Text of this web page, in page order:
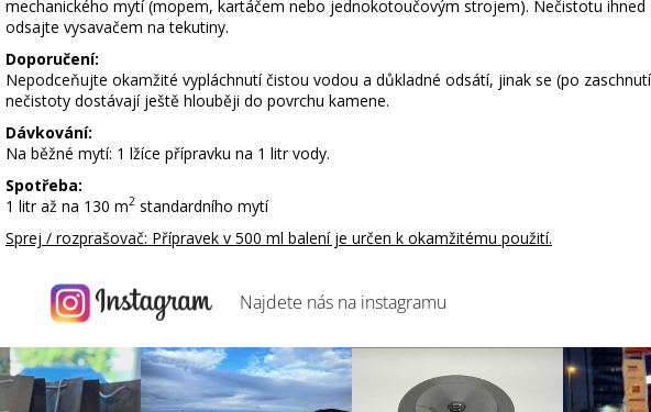
mechanického mytí (mopem, kartáčem nebo jednokotoučovým strojem). Nečistotu
odsajte vysavačem na tekutiny.
Doporučení:
Nepodceňujte okamžité vypláchnutí čistou vodou a důkladné odsátí, jinak se (po
nečistoty dostávají ještě hlouběji do povrchu kamene.
Dávkování:
Na běžné mytí: 1 lžíce přípravku na 1 litr vody.
Spotřeba:
1 litr až na 130 m2 standardního mytí
Sprej / rozprašovač: Přípravek v 500 ml balení je určen k okamžitému použití.
Najdete nás na instagramu